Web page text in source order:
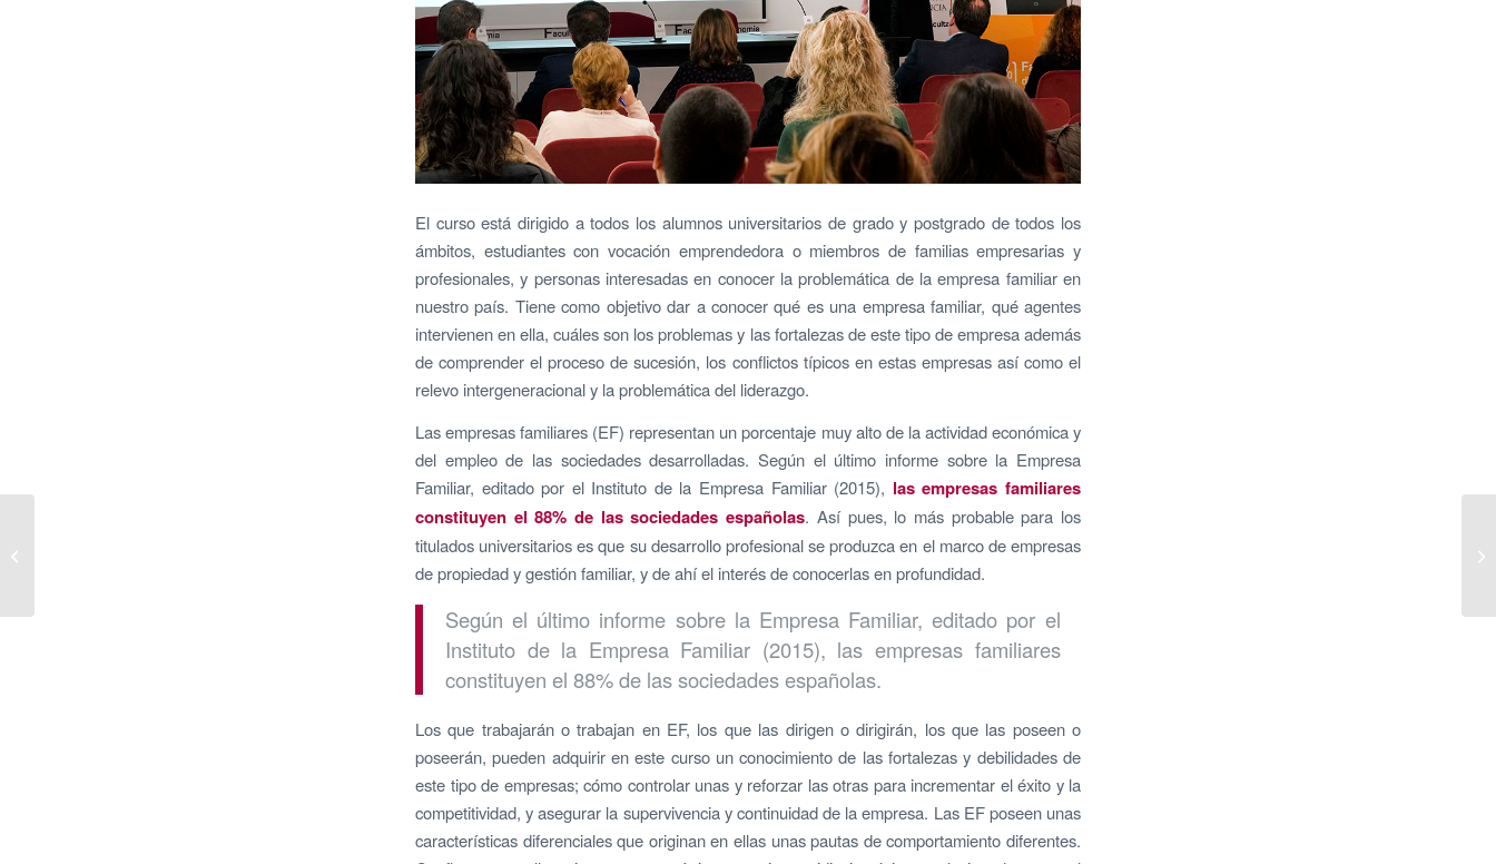
El curso está dirigido a todos los alumnos universitarios de grado y postgrado de todos los
ámbitos, estudiantes con vocación emprendedora o miembros de familias empresarias y
profesionales, y personas interesadas en conocer la problemática de la empresa familiar en
nuestro país. Tiene como objetivo dar a conocer qué es una empresa familiar, qué agentes
intervienen en ella, cuáles son los problemas y las fortalezas de este tipo de empresa además
de comprender el proceso de sucesión, los conflictos típicos en estas empresas así como el
relevo intergeneracional y la problemática del liderazgo.
Las empresas familiares (EF) representan un porcentaje muy alto de la actividad económica y
del empleo de las sociedades desarrolladas. Según el último informe sobre la Empresa
Familiar, editado por el Instituto de la Empresa Familiar (2015), las empresas familiares
constituyen el 88% de las sociedades españolas. Así pues, lo más probable para los
titulados universitarios es que su desarrollo profesional se produzca en el marco de empresas
de propiedad y gestión familiar, y de ahí el interés de conocerlas en profundidad.
Según el último informe sobre la Empresa Familiar, editado por el
Instituto de la Empresa Familiar (2015), las empresas familiares
constituyen el 88% de las sociedades españolas.
Los que trabajarán o trabajan en EF, los que las dirigen o dirigirán, los que las poseen o
poseerán, pueden adquirir en este curso un conocimiento de las fortalezas y debilidades de
este tipo de empresas; cómo controlar unas y reforzar las otras para incrementar el éxito y la
competitividad, y asegurar la supervivencia y continuidad de la empresa. Las EF poseen unas
características diferenciales que originan en ellas unas pautas de comportamiento diferentes.